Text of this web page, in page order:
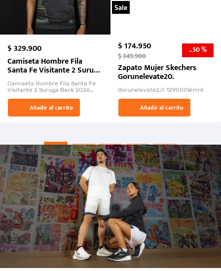
$329.900
Camiseta Hombre Fila
Santa Fe Visitante 2 Suruga
Bank 2026
Camiseta Hombre Fila Santa Fe
Visitante 2 Suruga Bank 2026
El Rugido del Sol Naciente:
“Primeros para la Et...
Añadir al carrito
Sale
$174.950
$349.900 -50 %
Zapato Mujer Skechers
Gorunelevate20.
Gorunelevate2.0 129000Wmnt
Añadir al carrito